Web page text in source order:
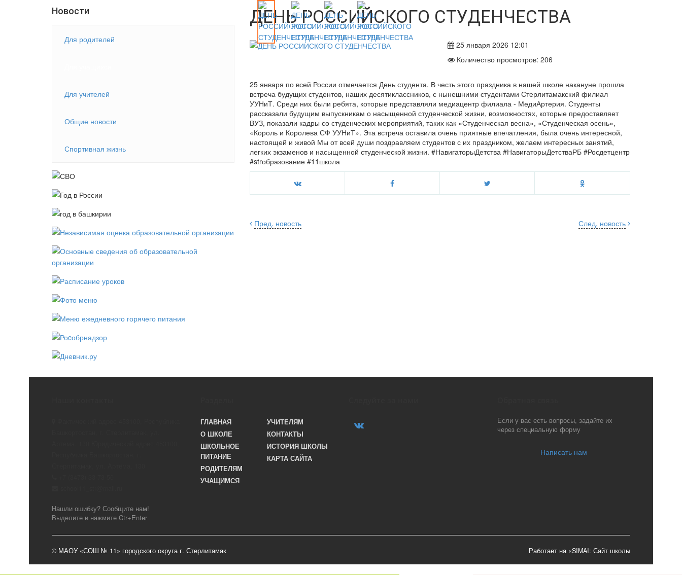
Новости
Для родителей
Для учителей
Общие новости
Спортивная жизнь
ДЕНЬ РОССИЙСКОГО СТУДЕНЧЕСТВА
25 января 2026 12:01
Количество просмотров: 206
25 января по всей России отмечается День студента. В честь этого праздника в нашей школе накануне прошла
встреча будущих студентов, наших десятиклассников, с нынешними студентами Стерлитамакский филиал
УУНиТ. Среди них были ребята, которые представляли медиацентр филиала - МедиАртерия. Студенты
рассказали будущим выпускникам о насыщенной студенческой жизни, возможностях, которые предоставляет
ВУЗ, показали кадры со студенческих мероприятий, таких как «Студенческая весна», «Студенческая осень»,
«Король и Королева СФ УУНиТ». Эта встреча оставила очень приятные впечатления, была очень интересной,
настоящей и живой Мы от всей души поздравляем студентов с их праздником, желаем интересных занятий,
легких экзаменов и насыщенной студенческой жизни. #НавигаторыДетства #НавигаторыДетстваРБ #Росдетцентр
#strобразование #11школа
След. новость
Пред. новость
Нашли ошибку? Сообщите нам!
Выделите и нажмите Ctr+Enter
ГЛАВНАЯ
О ШКОЛЕ
ШКОЛЬНОЕ
ПИТАНИЕ
РОДИТЕЛЯМ
УЧАЩИМСЯ
УЧИТЕЛЯМ
КОНТАКТЫ
ИСТОРИЯ ШКОЛЫ
КАРТА САЙТА
Если у вас есть вопросы, задайте их
через специальную форму
Написать нам
© МАОУ «СОШ № 11» городского округа г. Стерлитамак Работает на «SIMAI: Сайт школы